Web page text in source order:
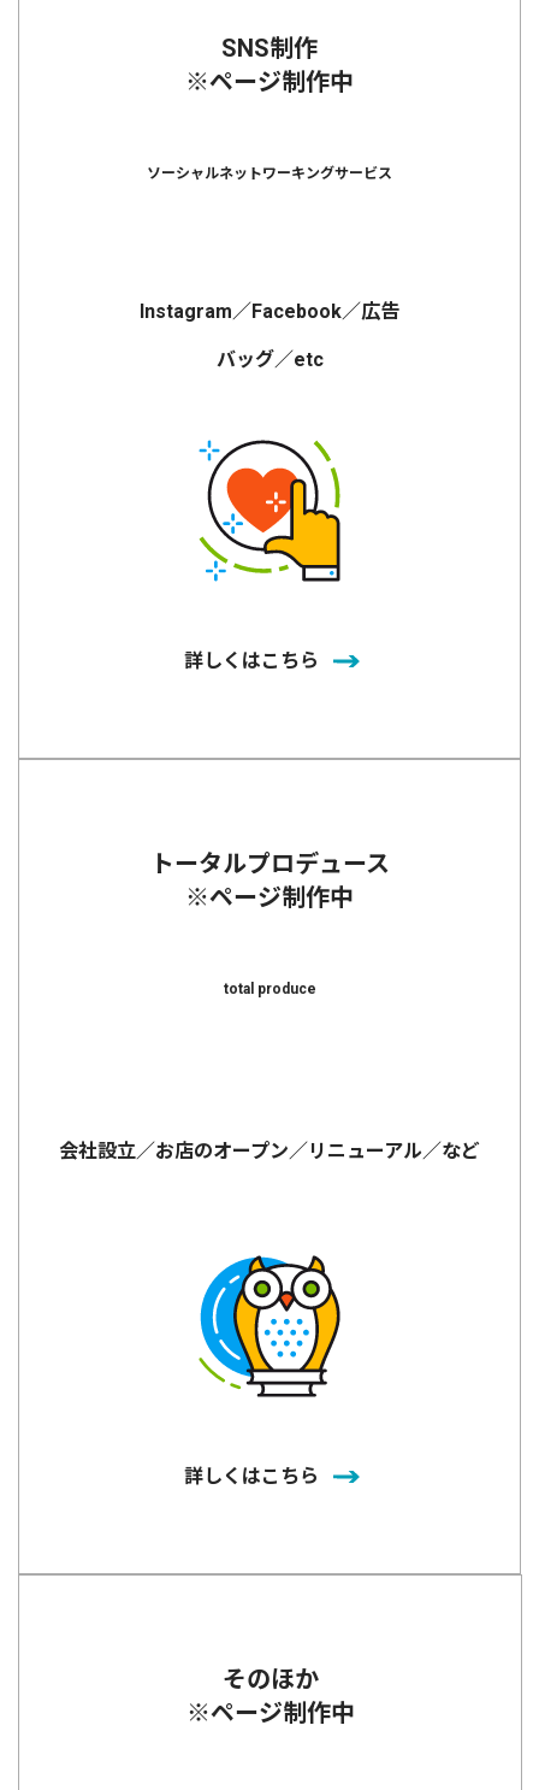
SNS制作
※ページ制作中
ソーシャルネットワーキングサービス
Instagram／Facebook／広告
バッグ／etc
詳しくはこちら
トータルプロデュース
※ページ制作中
total produce
会社設立／お店のオープン／リニューアル／など
詳しくはこちら
そのほか
※ページ制作中